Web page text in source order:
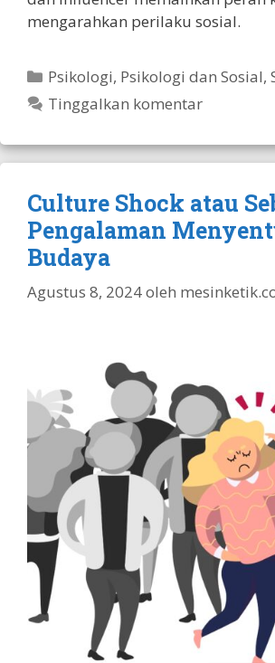
mengarahkan perilaku sosial.
Kategori
Psikologi, Psikologi dan Sosial,
Tinggalkan komentar
Culture Shock atau
Pengalaman
Budaya
Agustus 8, 2024oleh